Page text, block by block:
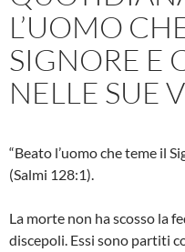
L’UOMO
SIGNORE E
NELLE SUE
“Beato l’uomo che teme il
(Salmi 128:1).
La morte non ha scosso la
discepoli. Essi sono partiti